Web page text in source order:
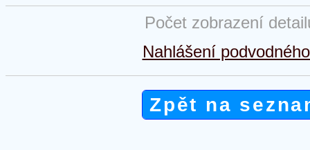
Počet zobrazení
Nahlášení
Zpět na